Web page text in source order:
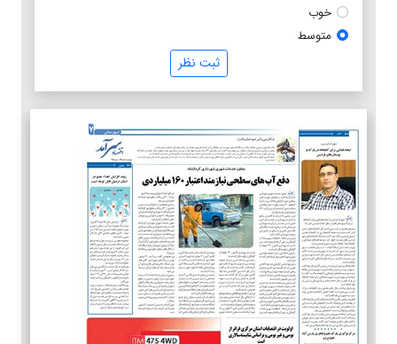
خوب
متوسط
ثبت نظر